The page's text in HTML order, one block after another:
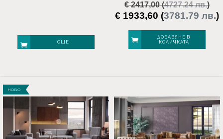
ОЩЕ
€2417,00(4727.24 лв.)
Original
was:
€ 2417,00.
€ 1933,60 (3781.79 лв.)
ДОБАВЯНЕ В
КОЛИЧКАТА
НОВО